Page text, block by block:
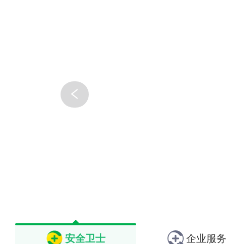
安全卫士 企业服务